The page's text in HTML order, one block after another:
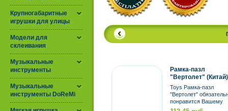
Крупногабаритные
игрушки для улицы
Модели для
склеивания
Музыкальные
инструменты
Музыкальные
инструменты DoReMi
Рамка-пазл
"Вертолет" (Китай)
Toys Рамка-пазл
"Вертолет"
понравится Вашему
ребенку. Так как это